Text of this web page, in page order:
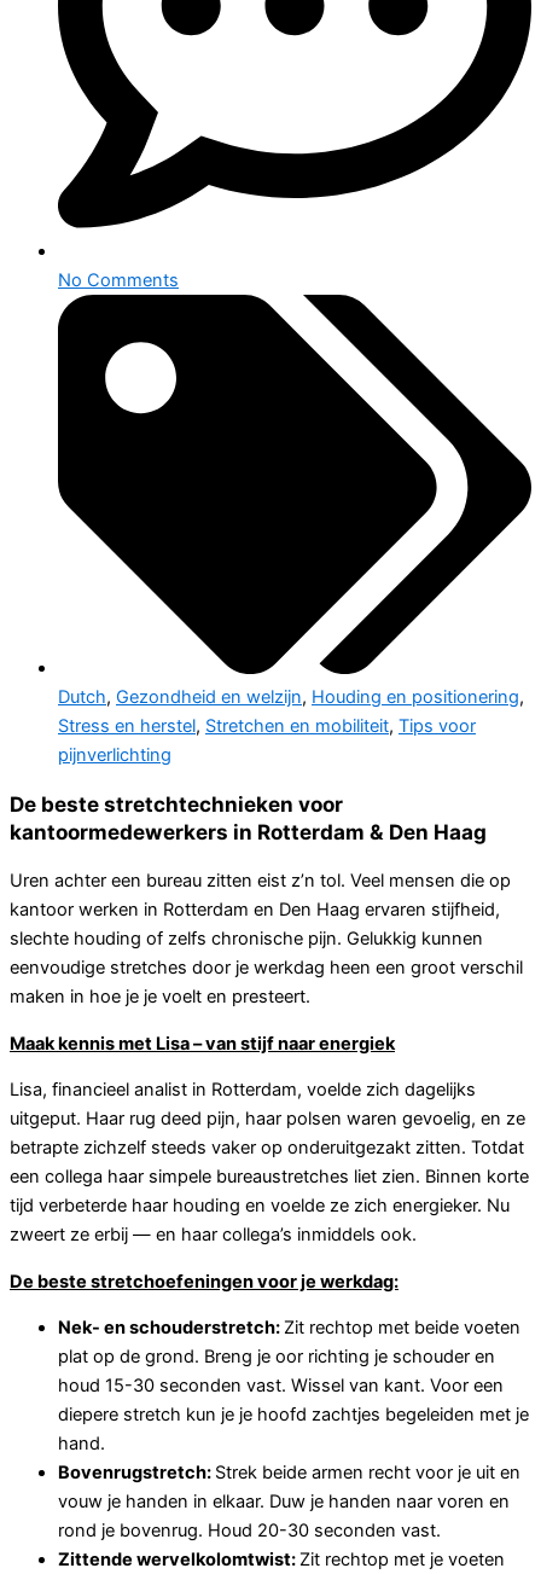
No Comments
Dutch, Gezondheid en welzijn, Houding en positionering,
Stress en herstel, Stretchen en mobiliteit, Tips voor
pijnverlichting
De beste stretchtechnieken voor
kantoormedewerkers in Rotterdam & Den Haag
Uren achter een bureau zitten eist z’n tol. Veel mensen die op
kantoor werken in Rotterdam en Den Haag ervaren stijfheid,
slechte houding of zelfs chronische pijn. Gelukkig kunnen
eenvoudige stretches door je werkdag heen een groot verschil
maken in hoe je je voelt en presteert.
Maak kennis met Lisa – van stijf naar energiek
Lisa, financieel analist in Rotterdam, voelde zich dagelijks
uitgeput. Haar rug deed pijn, haar polsen waren gevoelig, en ze
betrapte zichzelf steeds vaker op onderuitgezakt zitten. Totdat
een collega haar simpele bureaustretches liet zien. Binnen korte
tijd verbeterde haar houding en voelde ze zich energieker. Nu
zweert ze erbij — en haar collega’s inmiddels ook.
De beste stretchoefeningen voor je werkdag:
Nek- en schouderstretch: Zit rechtop met beide voeten
plat op de grond. Breng je oor richting je schouder en
houd 15-30 seconden vast. Wissel van kant. Voor een
diepere stretch kun je je hoofd zachtjes begeleiden met je
hand.
Bovenrugstretch: Strek beide armen recht voor je uit en
vouw je handen in elkaar. Duw je handen naar voren en
rond je bovenrug. Houd 20-30 seconden vast.
Zittende wervelkolomtwist: Zit rechtop met je voeten